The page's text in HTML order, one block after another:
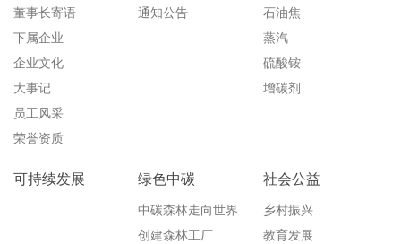
董事长寄语
下属企业
企业文化
大事记
员工风采
荣誉资质
通知公告
石油焦
蒸汽
硫酸铵
增碳剂
可持续发展 绿色中碳
中碳森林走向世界
创建森林工厂
社会公益
乡村振兴
教育发展